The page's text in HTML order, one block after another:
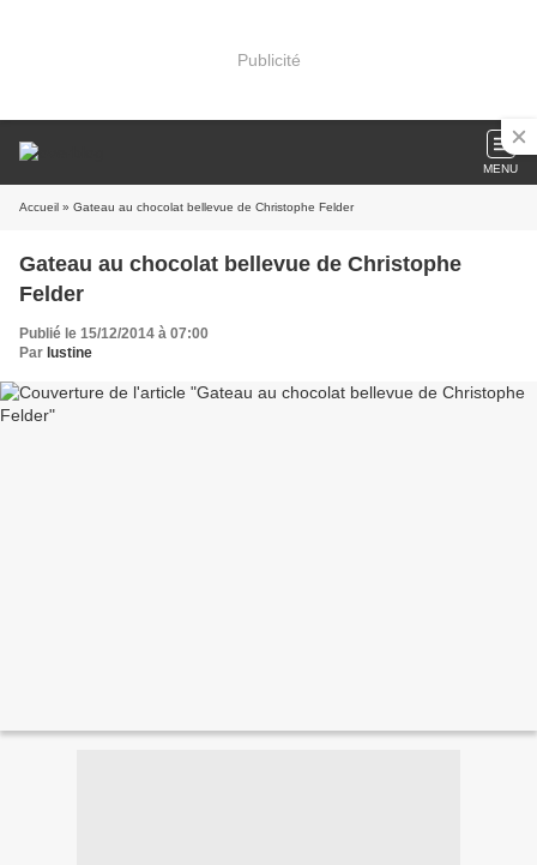
Publicité
MENU
Accueil » Gateau au chocolat bellevue de Christophe Felder
Gateau au chocolat bellevue de Christophe
Felder
Publié le 15/12/2014 à 07:00
Par lustine